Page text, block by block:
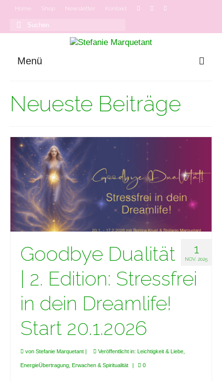
Home Shop Newsletter Kontakt
Suchen
Menü
Onlinekurse
Neueste Beiträge
1
NOV. 2025
Goodbye Dualität
| 2. Edition: Stressfrei
in dein Dreamlife!
Start 20.1.2026
von Stefanie Marquetant | Veröffentlicht in: Leichtigkeit & Liebe
EnergieÜbertragung Erwachen & Spiritualität | 0